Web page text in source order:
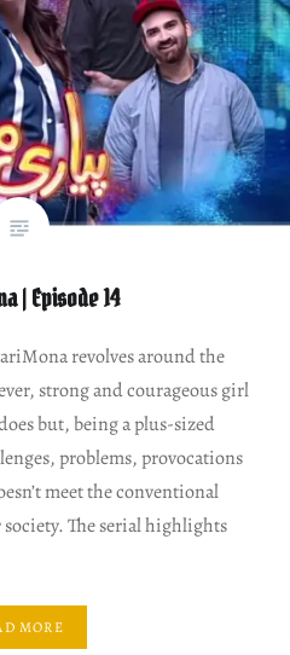
| Episode 14
revolves around the
strong and courageous girl
but, being a plus-sized
problems, provocations
meet the conventional
The serial highlights
MORE